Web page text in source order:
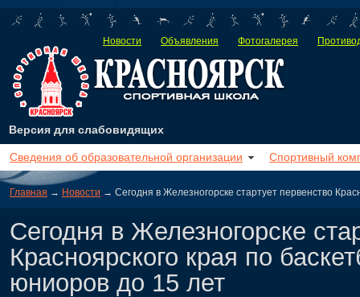
Новости Объявления Фотогалерея
Версия для слабовидящих
Сведения об образовательной организации Спортивный
Главная → Новости → Сегодня в Железногорске стартует первенство
Сегодня в Железногорске
Красноярского края по
юниоров до 15 лет